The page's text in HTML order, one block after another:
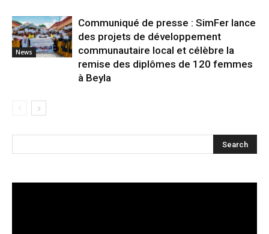
News
Communiqué de presse : SimFer lance
des projets de développement
communautaire local et célèbre la
remise des diplômes de 120 femmes
à Beyla